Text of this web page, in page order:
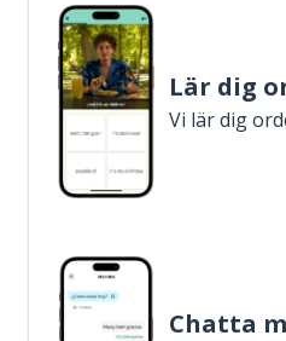
Lär dig
Vi lär dig
Chatta